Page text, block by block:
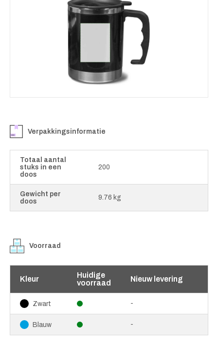
Verpakkingsinformatie
Totaal aantal
stuks in een
doos
200
Gewicht per
doos
9.76 kg
Voorraad
Kleur
Huidige
voorraad
Nieuw levering
Zwart -
Blauw -